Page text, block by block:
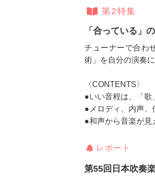
第2特集
「合っている」
チューナーで合わ
術」を自分の演奏
〈CONTENTS〉
●いい音程は、「歌
●メロディ、内声、
●和声から音楽が見
レポート
第55回日本吹奏